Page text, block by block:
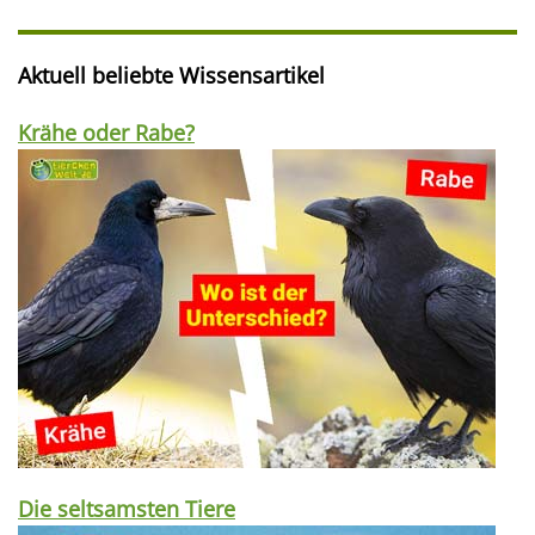
Aktuell beliebte Wissensartikel
Krähe oder Rabe?
Die seltsamsten Tiere